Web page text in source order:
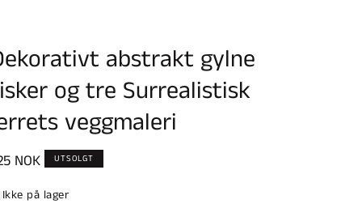
abstrakt gylne
og tre Surrealistisk
veggmaleri
NOK UTSOLGT
Ikke på lager